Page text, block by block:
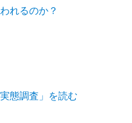
れるのか？
態調査」を読む